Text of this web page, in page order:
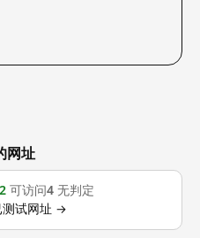
网址
可访问4 无判定
试网址 →